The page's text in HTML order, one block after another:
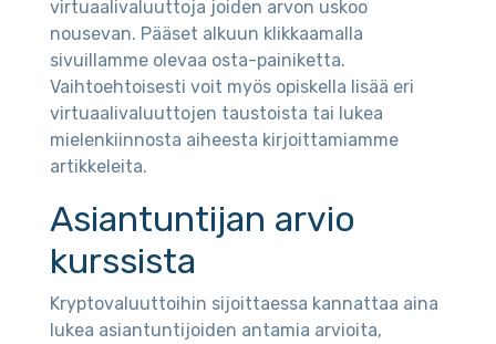
virtuaalivaluuttoja joiden arvon uskoo
nousevan. Pääset alkuun klikkaamalla
sivuillamme olevaa osta-painiketta.
Vaihtoehtoisesti voit myös opiskella lisää eri
virtuaalivaluuttojen taustoista tai lukea
mielenkiinnosta aiheesta kirjoittamiamme
artikkeleita.
Asiantuntijan arvio
kurssista
Kryptovaluuttoihin sijoittaessa kannattaa aina
lukea asiantuntijoiden antamia arvioita,